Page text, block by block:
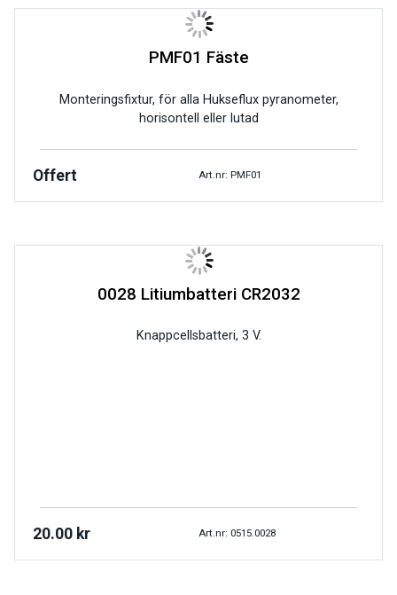
PMF01 Fäste
Monteringsfixtur, för alla Hukseflux pyranometer,
horisontell eller lutad
Offert Art.nr: PMF01
0028 Litiumbatteri CR2032
Knappcellsbatteri, 3 V.
20.00 kr Art.nr: 0515.0028